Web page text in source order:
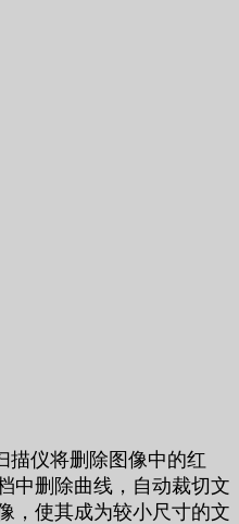
描仪将删除图像中的红
中删除曲线，自动裁切文
，使其成为较小尺寸的文